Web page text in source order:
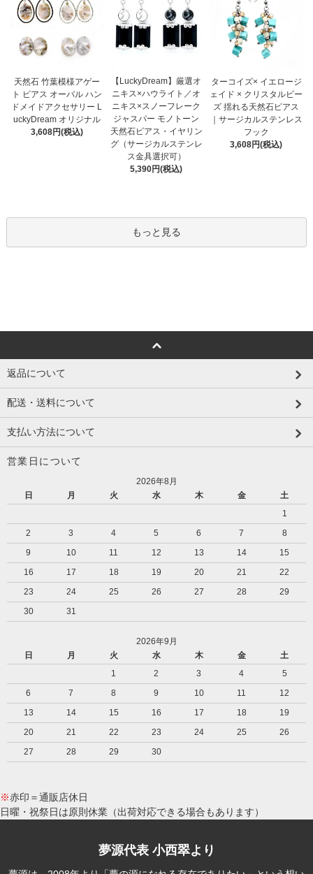
天然石 竹葉模様アゲー
ト ピアス オーバル ハン
ドメイドアクセサリー L
uckyDream オリジナル
3,608円(税込)
【LuckyDream】厳選オ
ニキス×ハウライト／オ
ニキス×スノーフレーク
ジャスパー モノトーン
天然石ピアス・イヤリン
グ（サージカルステンレ
ス金具選択可）
5,390円(税込)
ターコイズ× イエロージ
ェイド × クリスタルビー
ズ 揺れる天然石ピアス
｜サージカルステンレス
フック
3,608円(税込)
もっと見る
返品について
配送・送料について
支払い方法について
営業日について
2026年8月
日
月 火 水 木 金
土
1
2
3 4 5 6 7
8
9
10 11 12 13 14
15
16
17 18 19 20 21
22
23
24 25 26 27 28
29
30
31
2026年9月
日
月 火 水 木 金
土
1
2 3 4
5
6
7 8 9 10 11
12
13
14 15 16 17 18
19
20
21 22 23 24 25
26
27
28 29 30
※赤印＝通販店休日
日曜・祝祭日は原則休業（出荷対応できる場合もあります）
夢源代表 小西翠より